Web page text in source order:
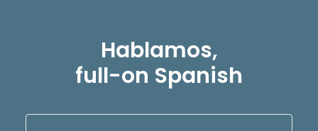
Hablamos,
full-on Spanish